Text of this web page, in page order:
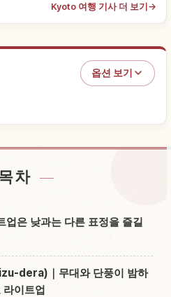
Kyoto 여행 기사 더 보기 →
옵션 보기
소 찾기
찾기↗
차
은 낮과는 다른 표정을 즐길
dera)｜무대와 단풍이 밤하
라이트업